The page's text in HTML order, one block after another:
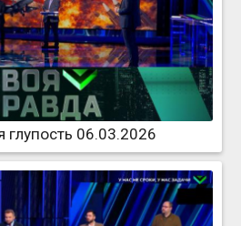
глупость 06.03.2026